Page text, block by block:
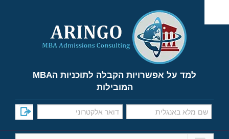
content
למד על אפשרויות הקבלה לתוכניות הMBA
המובילות